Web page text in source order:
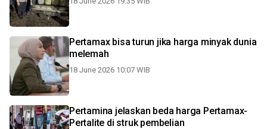
Pertamax bisa turun jika harga minyak dunia
melemah
18 June 2026 10:07 WIB
Pertamina jelaskan beda harga Pertamax-
Pertalite di struk pembelian